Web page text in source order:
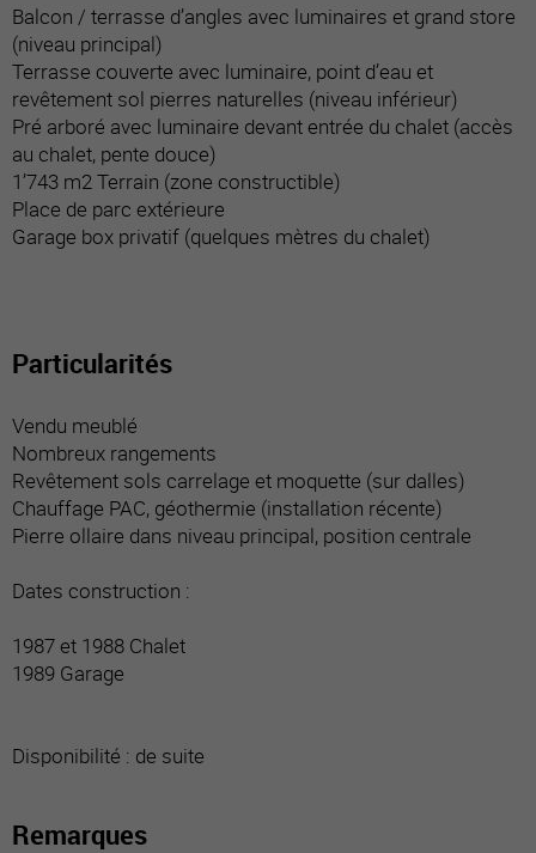
Balcon / terrasse d’angles avec luminaires et grand store
(niveau principal)
Terrasse couverte avec luminaire, point d’eau et
revêtement sol pierres naturelles (niveau inférieur)
Pré arboré avec luminaire devant entrée du chalet (accès
au chalet, pente douce)
1’743 m2 Terrain (zone constructible)
Place de parc extérieure
Garage box privatif (quelques mètres du chalet)
Particularités
Vendu meublé
Nombreux rangements
Revêtement sols carrelage et moquette (sur dalles)
Chauffage PAC, géothermie (installation récente)
Pierre ollaire dans niveau principal, position centrale
Dates construction :
1987 et 1988 Chalet
1989 Garage
Disponibilité : de suite
Remarques